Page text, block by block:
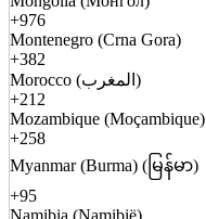
+976
Montenegro (Crna Gora)
+382
Morocco (المغرب)
+212
Mozambique (Moçambique)
+258
Myanmar (Burma) (မြန်မာ)
+95